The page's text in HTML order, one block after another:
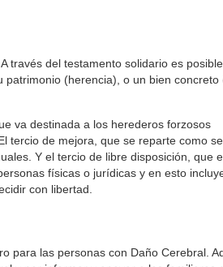
través del testamento solidario es
(herencia), o un bien concreto
va destinada a los herederos forzosos
tercio de mejora, que se reparte como
Y el tercio de libre disposición, que
físicas o jurídicas y en esto
con libertad.
para las personas con Daño Cerebral.